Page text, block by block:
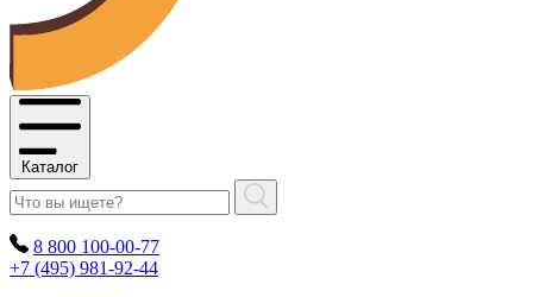
Каталог
8 800 100-00-77
+7 (495) 981-92-44